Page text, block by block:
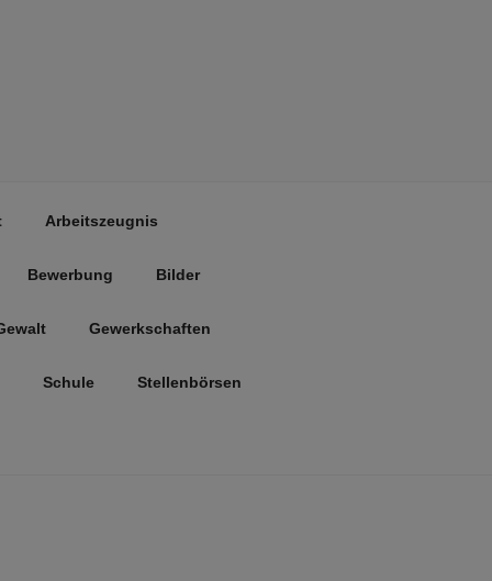
Arbeitszeugnis
Bewerbung Bilder
Gewerkschaften
Schule Stellenbörsen